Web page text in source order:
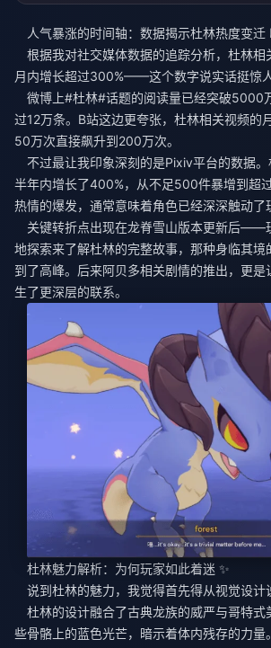
人气暴涨的时间轴：数据揭示杜林热度变迁
根据我对社交媒体数据的追踪分析，杜林
月内增长超过300%——这个数字说实话挺惊人
微博上#杜林#话题的阅读量已经突破5000
过12万条。B站这边更夸张，杜林相关视频的
50万次直接飙升到200万次。
不过最让我印象深刻的是Pixiv平台的数据
半年内增长了400%，从不足500件暴增到超
热情的爆发，通常意味着角色已经深深触动了
关键转折点出现在龙脊雪山版本更新后——
地探索来了解杜林的完整故事，那种身临其境
到了高峰。后来阿贝多相关剧情的推出，更是
生了更深层的联系。
杜林魅力解析：为何玩家如此着迷 ✨
说到杜林的魅力，我觉得首先得从视觉设计
杜林的设计融合了古典龙族的威严与哥特式
些骨骼上的蓝色光芒，暗示着体内残存的力量